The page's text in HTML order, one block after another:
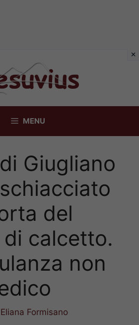
MENU
Giugliano
del
calcetto.
non
Eliana Formisano